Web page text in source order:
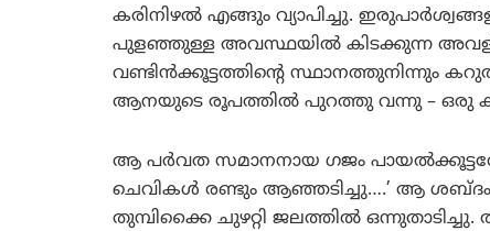
കരിനിഴല്‍ എങ്ങും വ്യാപിച്ചു.
പുളഞ്ഞുള്ള അവസ്ഥയില്‍ കിടക്കുന്ന
വണ്ടിന്‍ക്കൂട്ടത്തിന്റെ സ്ഥാനത്തുനിന്നും
ആനയുടെ രൂപത്തില്‍ പുറത്തു വന്നു – ഒരു
ആ പര്‍വത സമാനനായ ഗജം
ചെവികള്‍ രണ്ടും ആഞ്ഞടിച്ചു….’ ആ ശബ്ദം
തുമ്പിക്കൈ ചുഴറ്റി ജലത്തില്‍